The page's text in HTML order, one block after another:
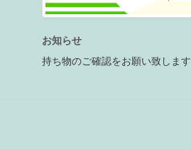
お知らせ
持ち物のご確認をお願い致しま